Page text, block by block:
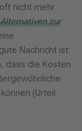
nicht mehr
Alternativen zur
Nachricht ist:
dass die Kosten
(Urteil